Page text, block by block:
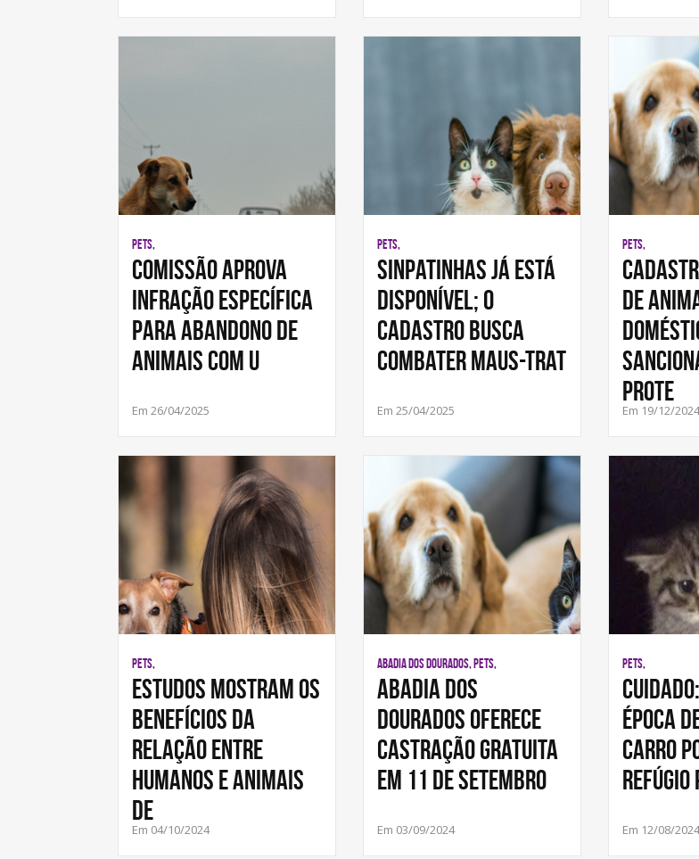
PETS,
Comissão aprova
infração específica
para abandono de
animais com u
Em 26/04/2025
PETS,
SinPatinhas já está
disponível; o
cadastro busca
combater maus-trat
Em 25/04/2025
PETS,
de
prote
Em 19/12/2024
PETS,
Estudos mostram os
benefícios da
relação entre
humanos e animais
de
Em 04/10/2024
ABADIA DOS DOURADOS, PETS,
Abadia dos
Dourados Oferece
Castração Gratuita
em 11 de Setembro
Em 03/09/2024
PETS,
época
carro
refúgio
Em 12/08/2024